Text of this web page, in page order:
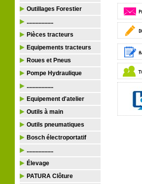
Outillages Forestier
..................
Pièces tracteurs
Equipements tracteurs
Roues et Pneus
Pompe Hydraulique
..................
Equipement d'atelier
Outils à main
Outils pneumatiques
Bosch électroportatif
..................
Élevage
PATURA Clôture